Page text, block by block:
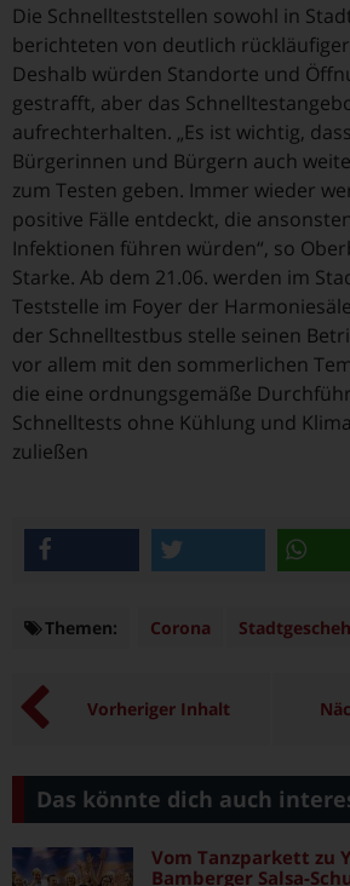
Die Schnellteststellen sowohl in
berichteten von deutlich
Deshalb würden Standorte und
gestrafft, aber das
aufrechterhalten. „Es ist wichtig,
Bürgerinnen und Bürgern auch
zum Testen geben. Immer wieder
positive Fälle entdeckt, die
Infektionen führen würden“, so
Starke. Ab dem 21.06. werden im
Teststelle im Foyer der
der Schnelltestbus stelle seinen
vor allem mit den sommerlichen
die eine ordnungsgemäße
Schnelltests ohne Kühlung und
zuließen
Themen: Themen
Corona
Vorheriger Inhalt
Das könnte dich auch
Vom Tanzparkett zu
Bamberger Salsa-